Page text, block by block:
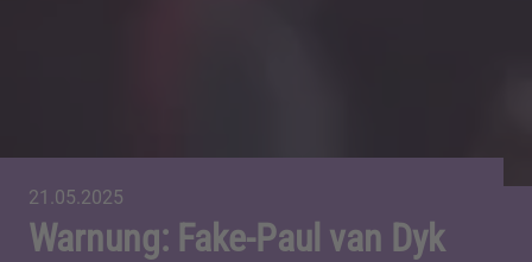
21.05.2025
Warnung: Fake-Paul van Dyk